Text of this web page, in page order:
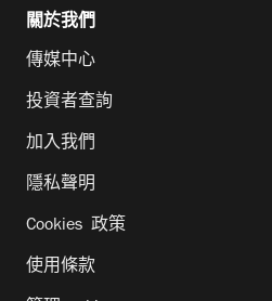
關於我們
傳媒中心
投資者查詢
加入我們
隱私聲明
Cookies 政策
使用條款